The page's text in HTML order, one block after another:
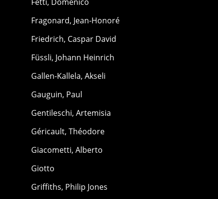
Fragonard, Jean-Honoré
Friedrich, Caspar David
Füssli, Johann Heinrich
Gallen-Kallela, Akseli
Gauguin, Paul
Gentileschi, Artemisia
Géricault, Théodore
Giacometti, Alberto
Giotto
Griffiths, Philip Jones